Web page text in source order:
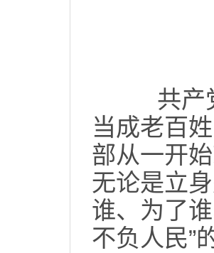
共产党
当成老百
部从一开
无论是立
谁、为了
不负人民”